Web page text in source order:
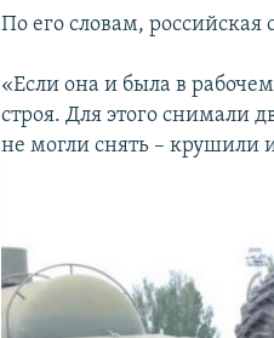
По его словам,
«Если она и была в
строя. Для этого снимали
не могли снять – крушили